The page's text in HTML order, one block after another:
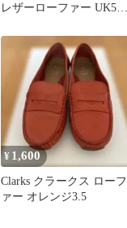
レザーローファー UK5.5
¥ 1,600
Clarks クラークス ローフ
ァー オレンジ3.5